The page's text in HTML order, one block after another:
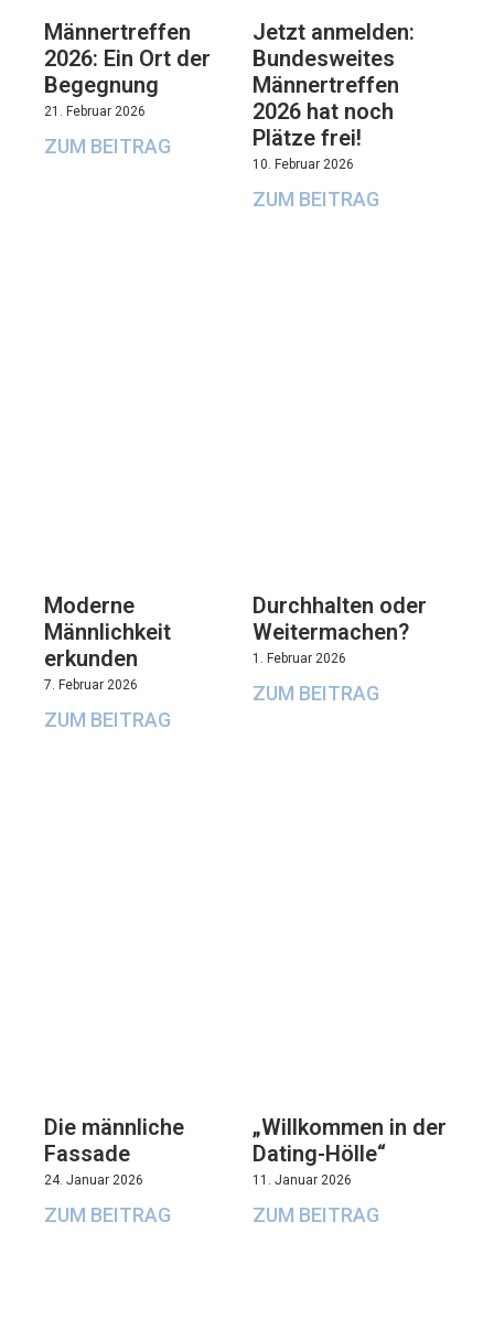
Männertreffen
2026: Ein Ort der
Begegnung
21. Februar 2026
ZUM BEITRAG
Jetzt anmelden:
Bundesweites
Männertreffen
2026 hat noch
Plätze frei!
10. Februar 2026
ZUM BEITRAG
Moderne
Männlichkeit
erkunden
7. Februar 2026
ZUM BEITRAG
Durchhalten oder
Weitermachen?
1. Februar 2026
ZUM BEITRAG
Die männliche
Fassade
24. Januar 2026
ZUM BEITRAG
„Willkommen in der
Dating-Hölle“
11. Januar 2026
ZUM BEITRAG